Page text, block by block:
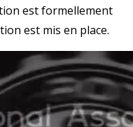
est formellement
est mis en place.